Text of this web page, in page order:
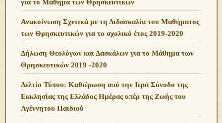
για το Μάθημα των Θρησκευτικών
Ανακοίνωση Σχετικά με τη Διδασκαλία του Μαθήματος
των Θρησκευτικών για το σχολικό έτος 2019-2020
Δήλωση Θεολόγων και Δασκάλων για το Μάθημα των
Θρησκευτικών 2019 -2020
Δελτίο Τύπου: Καθιέρωση από την Ιερά Σύνοδο της
Εκκλησίας της Ελλάδος Ημέρας υπέρ της Ζωής του
Αγέννητου Παιδιού